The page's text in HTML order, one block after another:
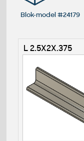
Blok-model #24179
L 2.5X2X.375